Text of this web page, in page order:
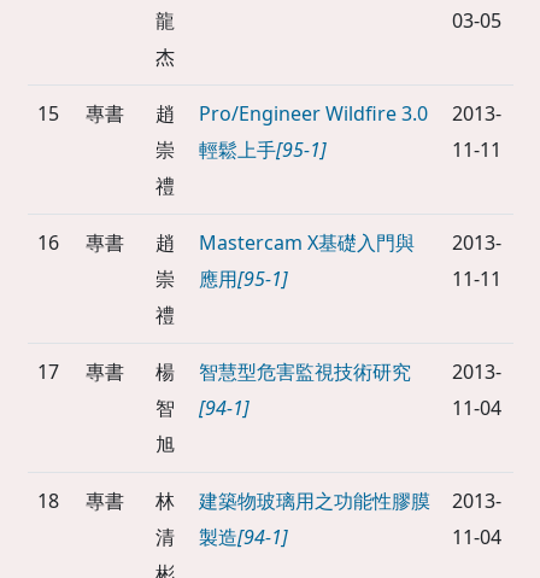
龍
杰
03-05
15 專書
趙
崇
禮
Pro/Engineer Wildfire 3.0
輕鬆上手[95-1]
2013-
11-11
16 專書
趙
崇
禮
Mastercam X基礎入門與
應用[95-1]
2013-
11-11
17 專書
楊
智
旭
智慧型危害監視技術研究
[94-1]
2013-
11-04
18 專書
林
清
建築物玻璃用之功能性膠膜
製造[94-1]
2013-
11-04